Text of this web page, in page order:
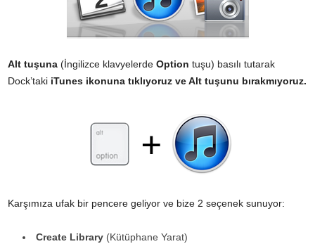
Alt tuşuna (İngilizce klavyelerde Option tuşu) basılı tutarak
Dock’taki iTunes ikonuna tıklıyoruz ve Alt tuşunu bırakmıyoruz.
Karşımıza ufak bir pencere geliyor ve bize 2 seçenek sunuyor:
Create Library (Kütüphane Yarat)